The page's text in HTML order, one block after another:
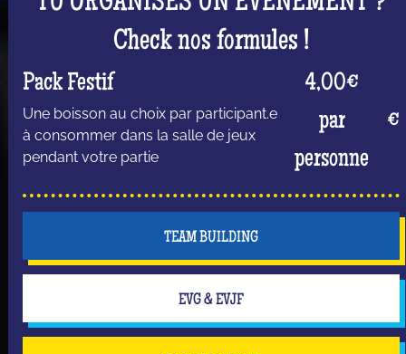
Check nos formules !
Pack Festif
Une boisson au choix par participant.e
à consommer dans la salle de jeux
pendant votre partie
4,00€
par
personne
€
TEAM BUILDING
EVG & EVJF